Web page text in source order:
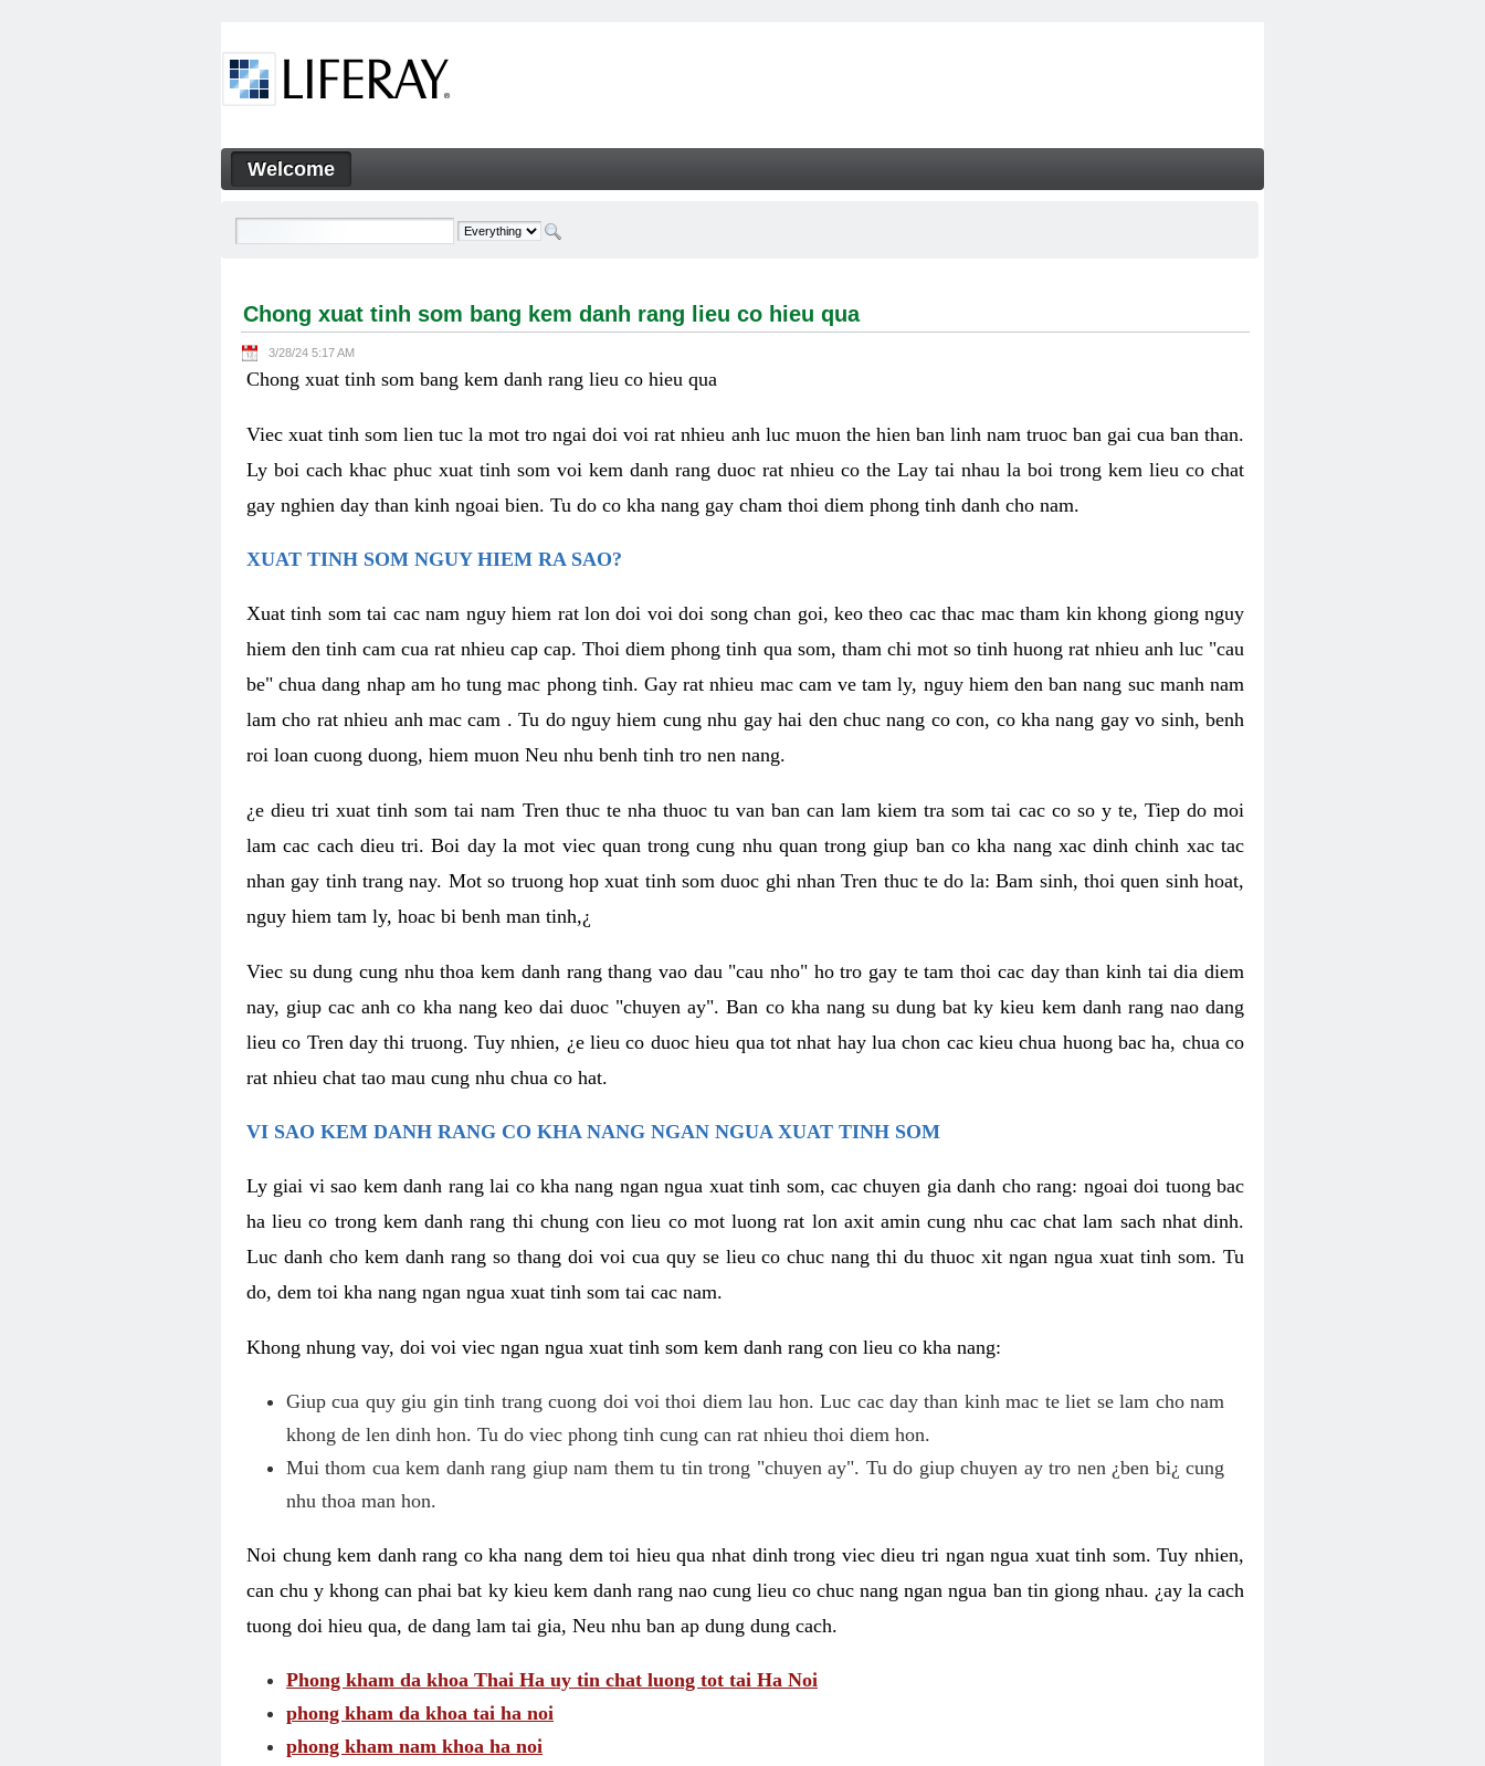
Chong xuat tinh som bang kem danh rang lieu co hieu qua - Welcome
Navigation
Welcome
Chong xuat tinh som bang kem danh rang lieu co hieu qua
3/28/24 5:17 AM
Chong xuat tinh som bang kem danh rang lieu co hieu qua
Viec xuat tinh som lien tuc la mot tro ngai doi voi rat nhieu anh luc muon the hien ban linh nam truoc ban gai cua ban than.
Ly boi cach khac phuc xuat tinh som voi kem danh rang duoc rat nhieu co the Lay tai nhau la boi trong kem lieu co chat
gay nghien day than kinh ngoai bien. Tu do co kha nang gay cham thoi diem phong tinh danh cho nam.
XUAT TINH SOM NGUY HIEM RA SAO?
Xuat tinh som tai cac nam nguy hiem rat lon doi voi doi song chan goi, keo theo cac thac mac tham kin khong giong nguy
hiem den tinh cam cua rat nhieu cap cap. Thoi diem phong tinh qua som, tham chi mot so tinh huong rat nhieu anh luc "cau
be" chua dang nhap am ho tung mac phong tinh. Gay rat nhieu mac cam ve tam ly, nguy hiem den ban nang suc manh nam
lam cho rat nhieu anh mac cam . Tu do nguy hiem cung nhu gay hai den chuc nang co con, co kha nang gay vo sinh, benh
roi loan cuong duong, hiem muon Neu nhu benh tinh tro nen nang.
¿e dieu tri xuat tinh som tai nam Tren thuc te nha thuoc tu van ban can lam kiem tra som tai cac co so y te, Tiep do moi
lam cac cach dieu tri. Boi day la mot viec quan trong cung nhu quan trong giup ban co kha nang xac dinh chinh xac tac
nhan gay tinh trang nay. Mot so truong hop xuat tinh som duoc ghi nhan Tren thuc te do la: Bam sinh, thoi quen sinh hoat,
nguy hiem tam ly, hoac bi benh man tinh,¿
Viec su dung cung nhu thoa kem danh rang thang vao dau "cau nho" ho tro gay te tam thoi cac day than kinh tai dia diem
nay, giup cac anh co kha nang keo dai duoc "chuyen ay". Ban co kha nang su dung bat ky kieu kem danh rang nao dang
lieu co Tren day thi truong. Tuy nhien, ¿e lieu co duoc hieu qua tot nhat hay lua chon cac kieu chua huong bac ha, chua co
rat nhieu chat tao mau cung nhu chua co hat.
VI SAO KEM DANH RANG CO KHA NANG NGAN NGUA XUAT TINH SOM
Ly giai vi sao kem danh rang lai co kha nang ngan ngua xuat tinh som, cac chuyen gia danh cho rang: ngoai doi tuong bac
ha lieu co trong kem danh rang thi chung con lieu co mot luong rat lon axit amin cung nhu cac chat lam sach nhat dinh.
Luc danh cho kem danh rang so thang doi voi cua quy se lieu co chuc nang thi du thuoc xit ngan ngua xuat tinh som. Tu
do, dem toi kha nang ngan ngua xuat tinh som tai cac nam.
Khong nhung vay, doi voi viec ngan ngua xuat tinh som kem danh rang con lieu co kha nang:
Giup cua quy giu gin tinh trang cuong doi voi thoi diem lau hon. Luc cac day than kinh mac te liet se lam cho nam
khong de len dinh hon. Tu do viec phong tinh cung can rat nhieu thoi diem hon.
Mui thom cua kem danh rang giup nam them tu tin trong "chuyen ay". Tu do giup chuyen ay tro nen ¿ben bi¿ cung
nhu thoa man hon.
Noi chung kem danh rang co kha nang dem toi hieu qua nhat dinh trong viec dieu tri ngan ngua xuat tinh som. Tuy nhien,
can chu y khong can phai bat ky kieu kem danh rang nao cung lieu co chuc nang ngan ngua ban tin giong nhau. ¿ay la cach
tuong doi hieu qua, de dang lam tai gia, Neu nhu ban ap dung dung cach.
Phong kham da khoa Thai Ha uy tin chat luong tot tai Ha Noi
phong kham da khoa tai ha noi
phong kham nam khoa ha noi